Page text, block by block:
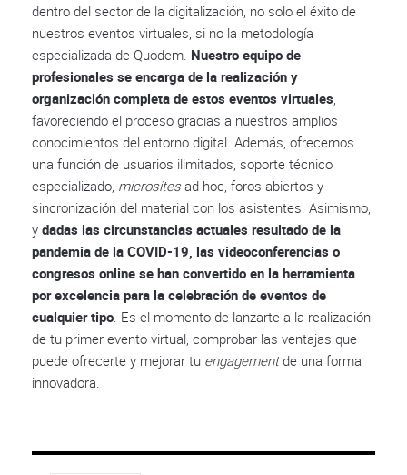
dentro del sector de la digitalización, no solo el éxito de
nuestros eventos virtuales, si no la metodología
especializada de Quodem. Nuestro equipo de
profesionales se encarga de la realización y
organización completa de estos eventos virtuales
favoreciendo el proceso gracias a nuestros amplios
conocimientos del entorno digital. Además, ofrecemos
una función de usuarios ilimitados, soporte técnico
especializado, micrositesad hoc, foros abiertos y
sincronización del material con los asistentes. Asimismo,
y dadas las circunstancias actuales resultado de la
pandemia de la COVID-19, las videoconferencias o
congresos online se han convertido en la herramienta
por excelencia para la celebración de eventos de
cualquier tipo . Es el momento de lanzarte a la realización
de tu primer evento virtual, comprobar las ventajas que
puede ofrecerte y mejorar tu engagementde una forma
innovadora.